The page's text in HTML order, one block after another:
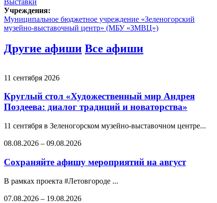
Учреждения:
Муниципальное бюджетное учреждение «Зеленогорский
музейно-выставочный центр» (МБУ «ЗМВЦ»)
Другие афиши Все афиши
11 сентября 2026
Круглый стол «Художественный мир Андрея
Поздеева: диалог традиций и новаторства»
11 сентября в Зеленогорском музейно-выставочном центре...
08.08.2026 – 09.08.2026
Сохраняйте афишу мероприятий на август
В рамках проекта #Летовгороде ...
07.08.2026 – 19.08.2026